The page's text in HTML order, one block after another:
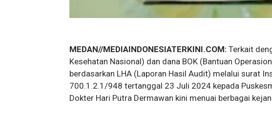
MEDAN//MEDIAINDONESIATERKINI.COM: Terkait
Kesehatan Nasional) dan dana BOK (Bantuan
berdasarkan LHA (Laporan Hasil Audit) melalui surat
700.1.2.1/948 tertanggal 23 Juli 2024 kepada
Dokter Hari Putra Dermawan kini menuai berbagai